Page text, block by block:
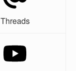
Threads